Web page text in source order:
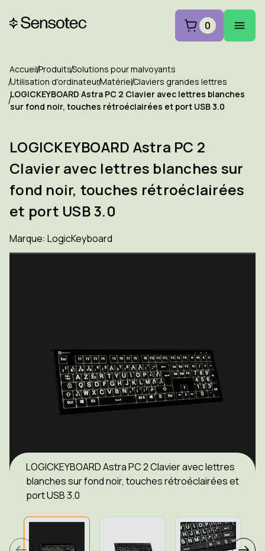
0
AccueilProduitsSolutions pour malvoyants
Utilisation d'ordinateurMatérielClaviers grandes lettres
LOGICKEYBOARD Astra PC 2 Clavier avec lettres blanches
sur fond noir, touches rétroéclairées et port USB 3.0
LOGICKEYBOARD Astra PC 2
Clavier avec lettres blanches sur
fond noir, touches rétroéclairées
et port USB 3.0
Marque: LogicKeyboard
LOGICKEYBOARD Astra PC 2 Clavier avec lettres
blanches sur fond noir, touches rétroéclairées et
port USB 3.0